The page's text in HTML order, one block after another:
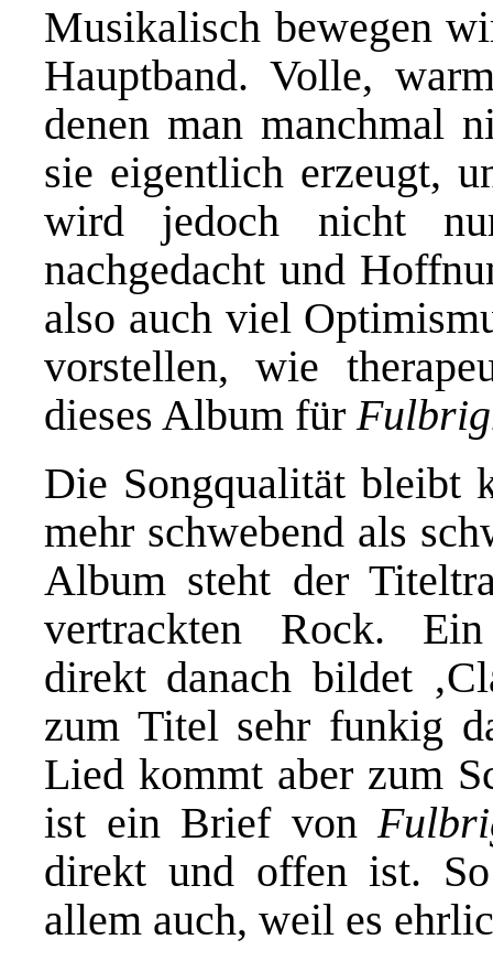
Musikalisch bewegen
Hauptband. Volle,
denen man manchmal
sie eigentlich erzeugt,
wird jedoch nicht
nachgedacht und
also auch viel
vorstellen, wie
dieses Album für
Die Songqualität bleibt
mehr schwebend als
Album steht der
vertrackten Rock. Ein
direkt danach bildet
zum Titel sehr funkig
Lied kommt aber zum
ist ein Brief von
direkt und offen ist.
allem auch, weil es